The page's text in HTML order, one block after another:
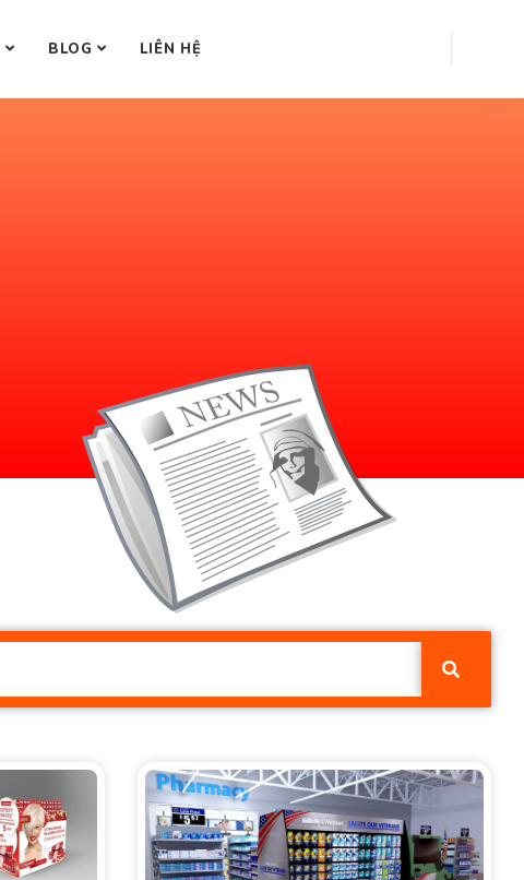
BLOG LIÊN HỆ